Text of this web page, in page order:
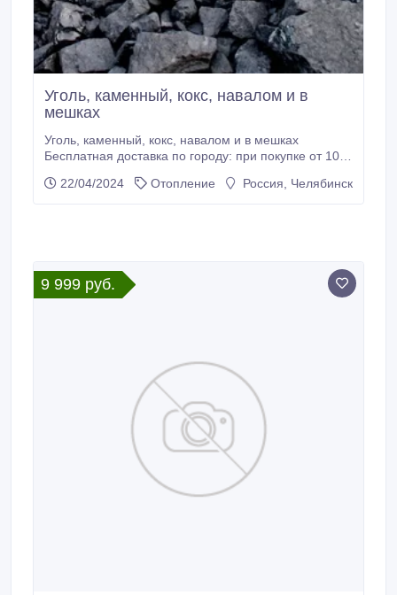
Уголь, каменный, кокс, навалом и в
мешках
Уголь, каменный, кокс, навалом и в мешках
Бесплатная доставка по городу: при покупке от 10
от 50-250мм, производство Кузбасс-Кемерово.
22/04/2024 Отопление Россия, Челябинск
9 999 руб.